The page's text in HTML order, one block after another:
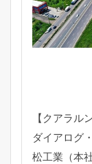
【クアラ
ダイアログ
松工業（本